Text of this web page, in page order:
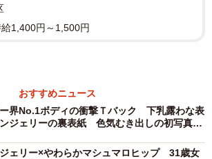
台でも活動中で、2026年のフジテレビ
、宇宙へ行く」にレギュラー出演。
1,400円～1,500円
おすすめニュース
界No.1ボディの衝撃Ｔバック 下乳露わな表
ジェリーの裏表紙 色気むき出しの初写真集
ェリー×やわらかマシュマロヒップ 31歳女